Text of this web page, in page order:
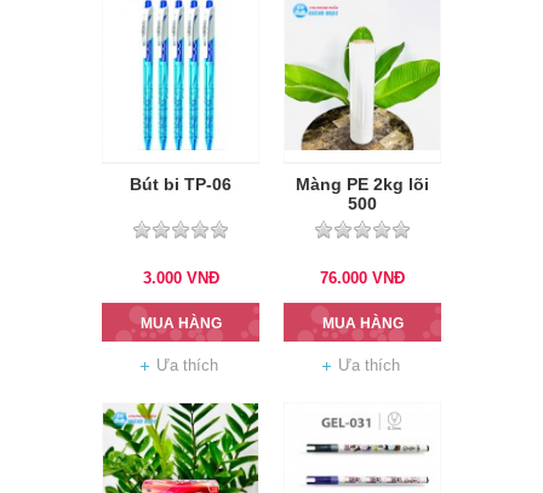
Bút bi TP-06
3.000 VNĐ
MUA HÀNG
Ưa thích
Màng PE 2kg lõi
500
76.000 VNĐ
MUA HÀNG
Ưa thích